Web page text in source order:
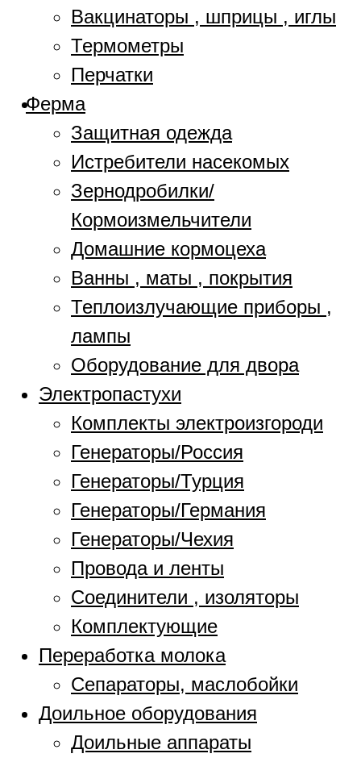
Вакцинаторы , шприцы , иглы
Термометры
Перчатки
Ферма
Защитная одежда
Истребители насекомых
Зернодробилки/
Кормоизмельчители
Домашние кормоцеха
Ванны , маты , покрытия
Теплоизлучающие приборы ,
лампы
Оборудование для двора
Электропастухи
Комплекты электроизгороди
Генераторы/Россия
Генераторы/Турция
Генераторы/Германия
Генераторы/Чехия
Провода и ленты
Соединители , изоляторы
Комплектующие
Переработка молока
Сепараторы, маслобойки
Доильное оборудования
Доильные аппараты